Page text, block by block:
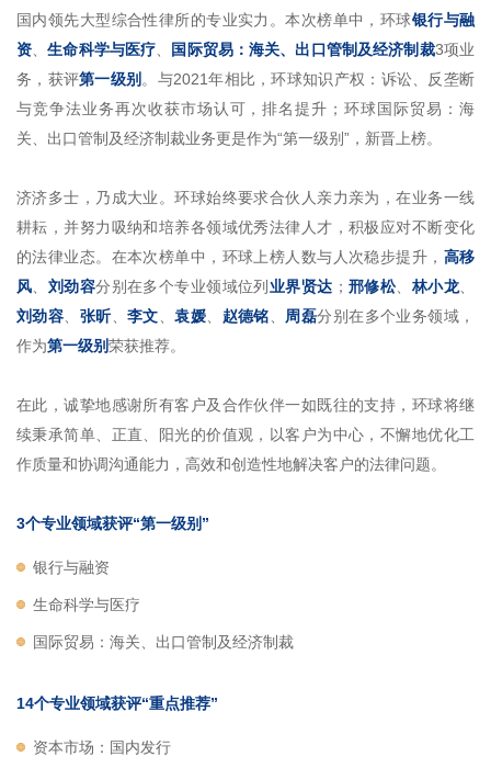
国内领先大型综合性律所的专业实力。本次榜单中，环球银行与融
资 、生命科学与医疗 国际贸易：海关、出口管制及经济制裁3项业
务，获评第一级别 。与2021年相比，环球知识产权：诉讼、反垄断
与竞争法业务再次收获市场认可，排名提升；环球国际贸易：海
关、出口管制及经济制裁业务更是作为“第一级别”，新晋上榜。
济济多士，乃成大业。环球始终要求合伙人亲力亲为，在业务一线
耕耘，并努力吸纳和培养各领域优秀法律人才，积极应对不断变化
的法律业态。在本次榜单中，环球上榜人数与人次稳步提升， 高移
风
刘劲容分别在多个专业领域位列 业界贤达 ； 邢修松、 林小龙
刘劲容
张昕 、李文 、袁媛 赵德铭 周磊分别在多个业务领域，
作为第一级别荣获推荐。
在此，诚挚地感谢所有客户及合作伙伴一如既往的支持，环球将继
续秉承简单、正直、阳光的价值观，以客户为中心，不懈地优化工
作质量和协调沟通能力，高效和创造性地解决客户的法律问题。
3个专业领域获评“第一级别”
银行与融资
生命科学与医疗
国际贸易：海关、出口管制及经济制裁
14个专业领域获评“重点推荐”
资本市场：国内发行